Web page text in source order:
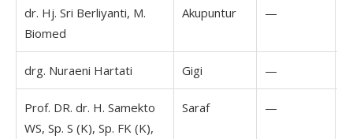
dr. Hj. Sri Berliyanti, M.
Biomed
Akupuntur —
drg. Nuraeni Hartati Gigi —
Prof. DR. dr. H. Samekto
WS, Sp. S (K), Sp. FK (K),
Saraf —